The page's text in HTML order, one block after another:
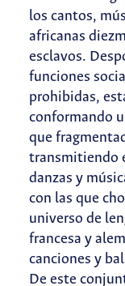
los cantos,
africanas
esclavos.
funciones
prohibidas,
conformando
que
transmitiendo
danzas y
con las que
universo de
francesa y
canciones y
De este